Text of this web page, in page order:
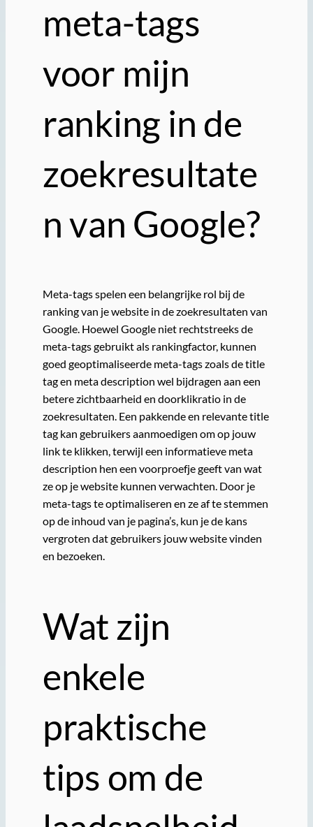
meta-tags
voor mijn
ranking in de
zoekresultate
n van Google?
Meta-tags spelen een belangrijke rol bij de
ranking van je website in de zoekresultaten van
Google. Hoewel Google niet rechtstreeks de
meta-tags gebruikt als rankingfactor, kunnen
goed geoptimaliseerde meta-tags zoals de title
tag en meta description wel bijdragen aan een
betere zichtbaarheid en doorklikratio in de
zoekresultaten. Een pakkende en relevante title
tag kan gebruikers aanmoedigen om op jouw
link te klikken, terwijl een informatieve meta
description hen een voorproefje geeft van wat
ze op je website kunnen verwachten. Door je
meta-tags te optimaliseren en ze af te stemmen
op de inhoud van je pagina’s, kun je de kans
vergroten dat gebruikers jouw website vinden
en bezoeken.
Wat zijn
enkele
praktische
tips om de